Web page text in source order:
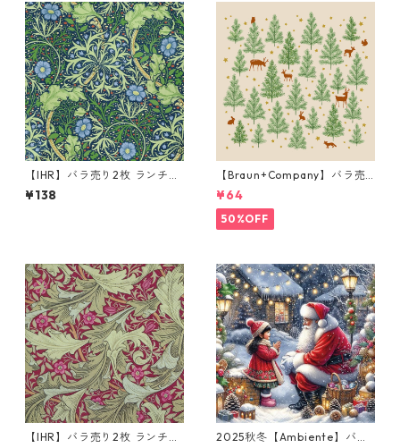
【IHR】バラ売り2枚 ランチサ
イズ ペーパーナプキン SEAW
EED グリーン V&A ウィリア
¥138
【Braun+Company】バラ売
り2枚 ランチサイズ ペーパー
ナプキン Tiny Forest クリー
ム
¥64
50%OFF
【IHR】バラ売り2枚 ランチサ
2025秋冬【Ambiente】バラ